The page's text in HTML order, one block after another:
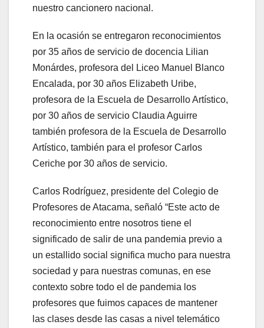
nuestro cancionero nacional.
En la ocasión se entregaron reconocimientos
por 35 años de servicio de docencia Lilian
Monárdes, profesora del Liceo Manuel Blanco
Encalada, por 30 años Elizabeth Uribe,
profesora de la Escuela de Desarrollo Artístico,
por 30 años de servicio Claudia Aguirre
también profesora de la Escuela de Desarrollo
Artístico, también para el profesor Carlos
Ceriche por 30 años de servicio.
Carlos Rodríguez, presidente del Colegio de
Profesores de Atacama, señaló “Este acto de
reconocimiento entre nosotros tiene el
significado de salir de una pandemia previo a
un estallido social significa mucho para nuestra
sociedad y para nuestras comunas, en ese
contexto sobre todo el de pandemia los
profesores que fuimos capaces de mantener
las clases desde las casas a nivel telemático